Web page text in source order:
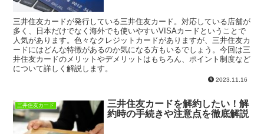
三井住友カードが発行している三井住友カード。対応している店舗が
多く、日本だけでなく海外でも使いやすいVISAカードということで
人気があります。色々なクレジットカードがありますが、三井住友カ
ードにはどんな特徴があるのか気になる方もいるでしょう。今回は三
井住友カードのメリットやデメリットはもちろん、ポイント制度など
について詳しく解説します。
2023.11.16
三井住友カード
三井住友カードを解約したい！解
約時の手続きや注意点を徹底解説